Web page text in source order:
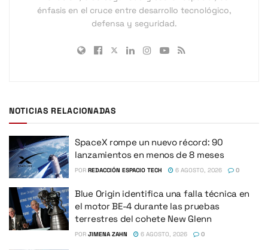
énfasis en el cruce entre desarrollo tecnológico,
defensa y seguridad.
NOTICIAS RELACIONADAS
SpaceX rompe un nuevo récord: 90
lanzamientos en menos de 8 meses
POR REDACCIÓN ESPACIO TECH 6 AGOSTO, 2026 0
Blue Origin identifica una falla técnica en
el motor BE-4 durante las pruebas
terrestres del cohete New Glenn
POR JIMENA ZAHN 6 AGOSTO, 2026 0